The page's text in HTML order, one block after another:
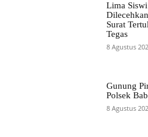
Lima
Surat
Tegas
8 Agustus
Gunung
Polsek
8 Agustus